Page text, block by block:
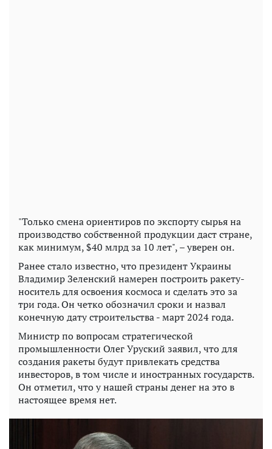
"Только смена ориентиров по экспорту сырья на
производство собственной продукции даст стране,
как минимум, $40 млрд за 10 лет", – уверен он.
Ранее стало известно, что президент Украины
Владимир Зеленский намерен построить ракету-
носитель для освоения космоса и сделать это за
три года. Он четко обозначил сроки и назвал
конечную дату строительства - март 2024 года.
Министр по вопросам стратегической
промышленности Олег Уруский заявил, что для
создания ракеты будут привлекать средства
инвесторов, в том числе и иностранных государств.
Он отметил, что у нашей страны денег на это в
настоящее время нет.